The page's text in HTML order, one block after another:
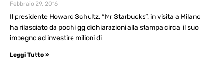
Febbraio 29, 2016
Il presidente Howard Schultz, “Mr Starbucks”, in visita a Milano
ha rilasciato da pochi gg dichiarazioni alla stampa circa il suo
impegno ad investire milioni di
Leggi Tutto »